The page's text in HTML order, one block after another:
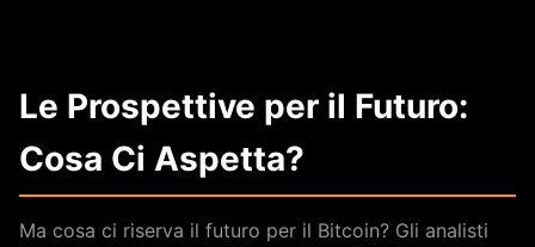
Le Prospettive per il Futuro:
Cosa Ci Aspetta?
Ma cosa ci riserva il futuro per il Bitcoin? Gli analisti